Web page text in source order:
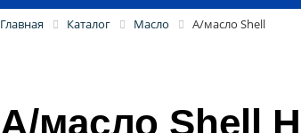
Главная Каталог Масло А/масло Shell
А/масло Shell